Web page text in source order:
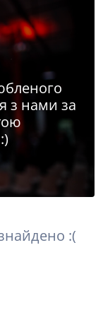
з нами за
:)
:(